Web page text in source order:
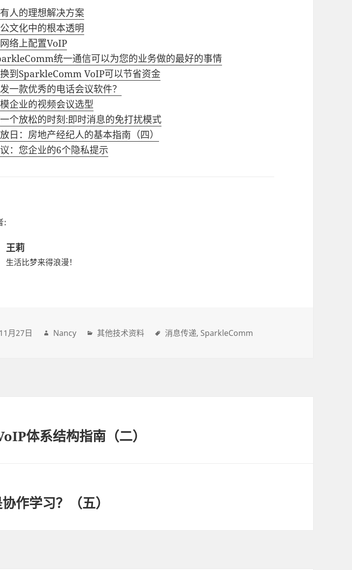
人的理想解决方案
文化中的根本透明
络上配置VoIP
统一通信可以为您的业务做的最好的事情
到SparkleComm VoIP可以节省资金
一款优秀的电话会议软件？
企业的视频会议选型
个放松的时刻:即时消息的免打扰模式
日：房地产经纪人的基本指南（四）
：您企业的6个隐私提示
:
王莉
生活比梦来得浪漫！
月27日 Nancy 其他技术资料 消息传递 SparkleComm
体系结构指南（二）
作学习？（五）